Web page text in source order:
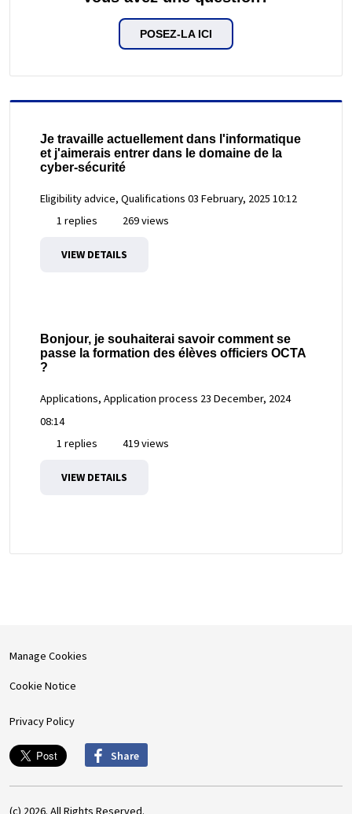
POSEZ-LA ICI
Je travaille actuellement dans l'informatique
et j'aimerais entrer dans le domaine de la
cyber-sécurité
Eligibility advice, Qualifications 03 February, 2025 10:12
1 replies
269 views
VIEW DETAILS
Bonjour, je souhaiterai savoir comment se
passe la formation des élèves officiers OCTA
?
Applications, Application process 23 December, 2024
08:14
1 replies
419 views
VIEW DETAILS
Manage Cookies
Cookie Notice
Privacy Policy
Share
(c) 2026. All Rights Reserved.